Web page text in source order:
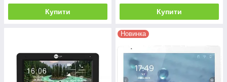
Купити Купити
Новинка